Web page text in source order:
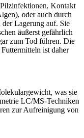
Kontakt
oder auch durch
der Lagerung auf. Sie
äußerst gefährlich
zum Tod führen. Die
ist daher
was sie
LC/MS-Techniken
zur Aufreinigung von